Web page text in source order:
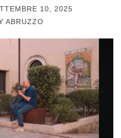
10, 2025
ABRUZZO